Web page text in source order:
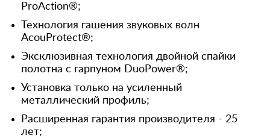
ProAction®;
Технология гашения звуковых волн
AcouProtect®;
Эксклюзивная технология двойной спайки
полотна с гарпуном DuoPower®;
Установка только на усиленный
металлический профиль;
Расширенная гарантия производителя - 25
лет;